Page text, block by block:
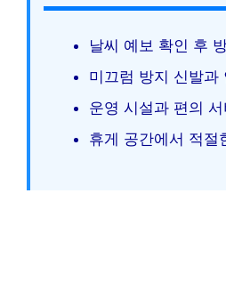
날씨 예보 확인 후
미끄럼 방지 신발과
운영 시설과 편의
휴게 공간에서 적절